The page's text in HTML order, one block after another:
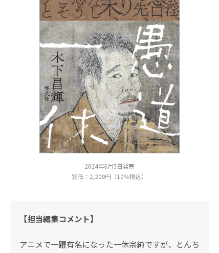
2024年6月5日発売
定価：2,200円（10％税込）
【担当編集コメント】
アニメで一躍有名になった一休宗純ですが、とんち